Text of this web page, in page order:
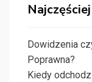
Dowidzenia
Poprawna?
Kiedy